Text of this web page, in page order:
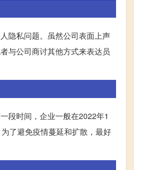
隐私问题。虽然公司表面上声
与公司商讨其他方式来表达员
段时间，企业一般在2022年1
了避免疫情蔓延和扩散，最好